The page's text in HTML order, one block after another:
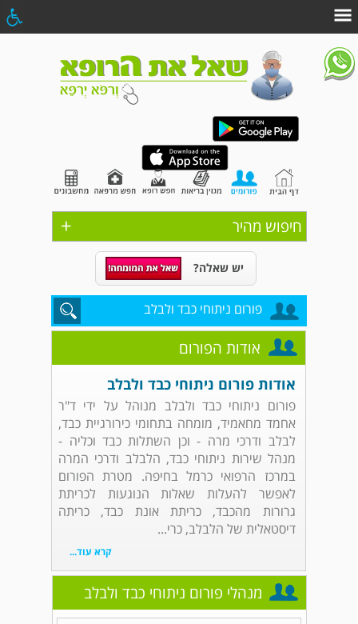
+ חיפוש מהיר
יש שאלה?
פורום ניתוחי כבד ולבלב
אודות הפורום
אודות פורום ניתוחי כבד ולבלב
פורום ניתוחי כבד ולבלב מנוהל על ידי ד"ר
אחמד מחאמיד, מומחה בתחומי כירורגיית כבד,
לבלב ודרכי מרה - וכן השתלות כבד וכליה -
מנהל שירות ניתוחי כבד, הלבלב ודרכי המרה
במרכז הרפואי כרמל בחיפה. מטרת הפורום
לאפשר להעלות שאלות הנוגעות לכריתת
גרורות מהכבד, כריתת אונת כבד, כריתה
דיסטאלית של הלבלב, כרי...
קרא עוד...
מנהלי פורום ניתוחי כבד ולבלב